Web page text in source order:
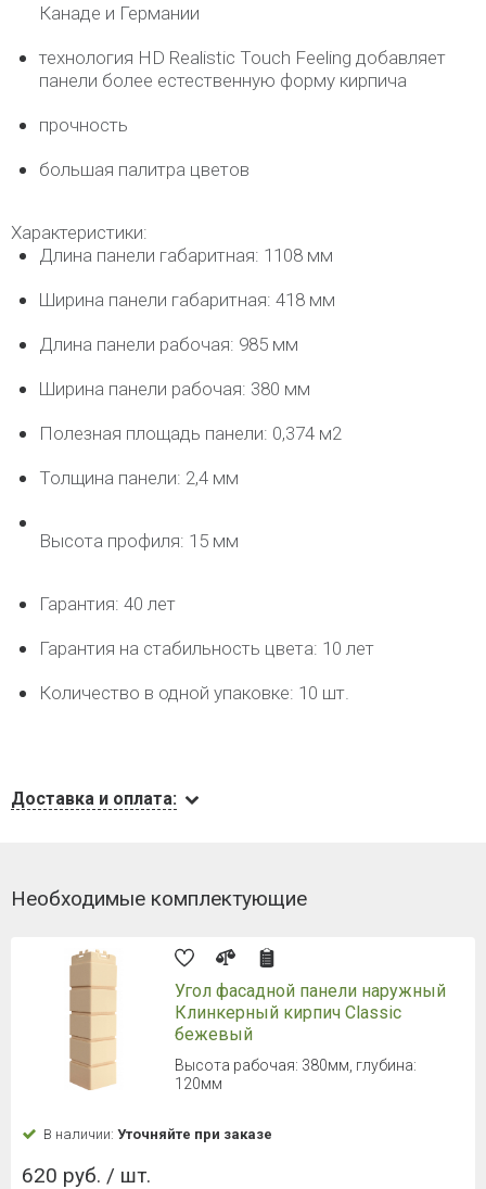
Канаде и Германии
технология HD Realistic Touch Feeling добавляет
панели более естественную форму кирпича
прочность
большая палитра цветов
Характеристики:
Длина панели габаритная: 1108 мм
Ширина панели габаритная: 418 мм
Длина панели рабочая: 985 мм
Ширина панели рабочая: 380 мм
Полезная площадь панели: 0,374 м2
Толщина панели: 2,4 мм
Высота профиля: 15 мм
Гарантия: 40 лет
Гарантия на стабильность цвета: 10 лет
Количество в одной упаковке: 10 шт.
Доставка и оплата:
Необходимые комплектующие
Угол фасадной панели наружный
Клинкерный кирпич Classic
бежевый
Высота рабочая: 380мм, глубина:
120мм
В наличии: Уточняйте при заказе
620 руб. / шт.